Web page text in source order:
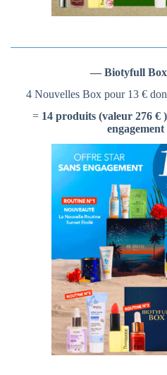
— Biotyfull
4 Nouvelles Box pour 13 €
= 14 produits (valeur 276 €
engagement